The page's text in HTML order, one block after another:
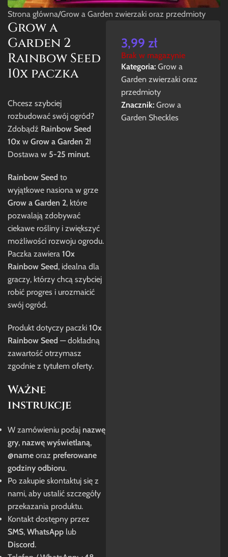
Strona główna/Grow a Garden zwierzaki oraz przedmioty
Grow a
Garden 2
Rainbow Seed
10x paczka
Chcesz szybciej
rozbudować swój ogród?
Zdobądź Rainbow Seed
10x w Grow a Garden 2!
Dostawa w 5-25 minut.
Rainbow Seed to
wyjątkowe nasiona w grze
Grow a Garden 2, które
pozwalają zdobywać
ciekawe rośliny i zwiększyć
możliwości rozwoju ogrodu.
Paczka zawiera 10x
Rainbow Seed, idealna dla
graczy, którzy chcą szybciej
robić progres i urozmaicić
swój ogród.
Produkt dotyczy paczki 10x
Rainbow Seed — dokładną
zawartość otrzymasz
zgodnie z tytułem oferty.
Ważne
instrukcje
W zamówieniu podaj nazwę
gry, nazwę wyświetlaną,
@name oraz preferowane
godziny odbioru.
Po zakupie skontaktuj się z
nami, aby ustalić szczegóły
przekazania produktu.
Kontakt dostępny przez
SMS, WhatsApp lub
Discord.
3,99 zł
Brak w magazynie
Kategoria: Grow a
Garden zwierzaki oraz
przedmioty
Znacznik: Grow a
Garden Sheckles